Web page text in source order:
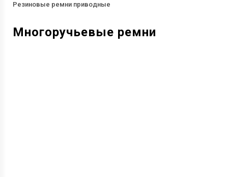
Резиновые ремни приводные
Многоручьевые ремни